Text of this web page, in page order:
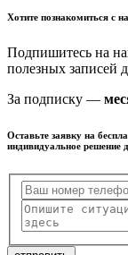
Хотите познакомиться с
Подпишитесь на
полезных записей
За подписку —
Оставьте заявку на
индивидуальное решение